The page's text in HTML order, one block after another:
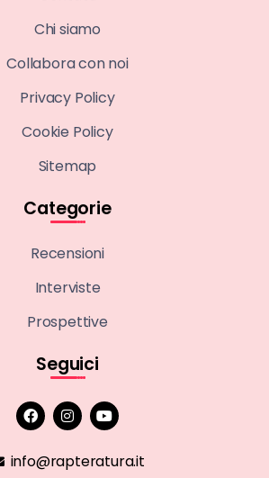
Chi siamo
Collabora con noi
Privacy Policy
Cookie Policy
Sitemap
Categorie
Recensioni
Interviste
Prospettive
Seguici
info@rapteratura.it